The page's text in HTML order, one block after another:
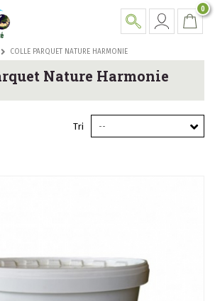
0
COLLE PARQUET NATURE HARMONIE
Nature Harmonie
Tri --